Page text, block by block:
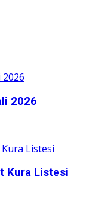
2026
Kura Listesi